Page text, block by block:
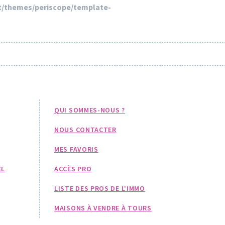
periscope/template-
QUI SOMMES-NOUS ?
NOUS CONTACTER
MES FAVORIS
ACCÈS PRO
LISTE DES PROS DE L'IMMO
MAISONS À VENDRE À TOURS